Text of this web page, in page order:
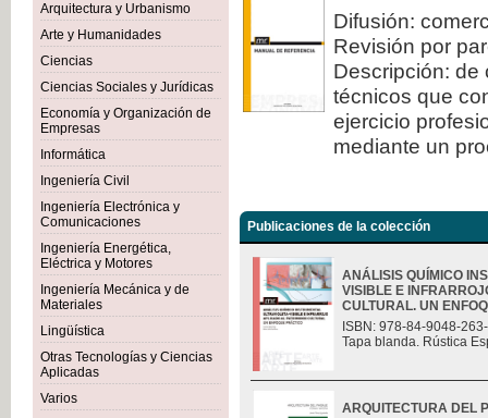
Arquitectura y Urbanismo
Arte y Humanidades
Ciencias
Ciencias Sociales y Jurídicas
Economía y Organización de
Empresas
Informática
Ingeniería Civil
Ingeniería Electrónica y
Comunicaciones
Ingeniería Energética,
Eléctrica y Motores
Ingeniería Mecánica y de
Materiales
Lingüística
Otras Tecnologías y Ciencias
Aplicadas
Varios
Difusión:
Revisión por
Descripción: de
técnicos que
ejercicio
mediante un
Publicaciones de la colección
ANÁLISIS QUÍMICO
VISIBLE E
CULTURAL. UN
ISBN: 978-84-9048-
Tapa blanda. Rústica
ARQUITECTURA DEL